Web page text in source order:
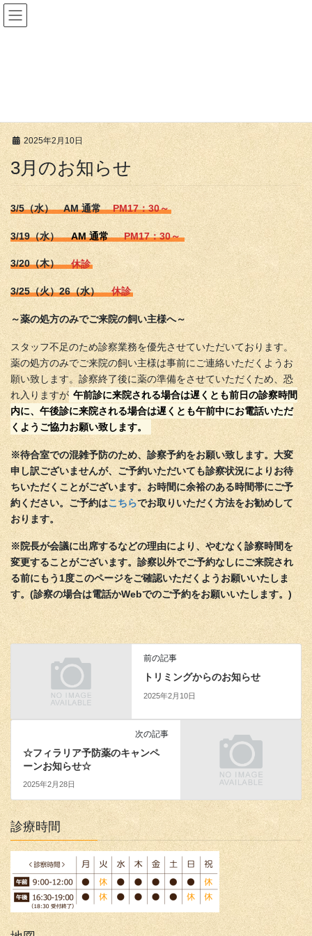
コ
ン
ッ
プ
ナ
ビ
移
動
2025年2月10日
3月のお知らせ
3/5（水） AM 通常PM17：30～
3/19（水）AM 通常 PM17：30～
3/20（木） 休診
3/25（火）26（水）休診
～薬の処方のみでご来院の飼い主様へ～
スタッフ不足のため診察業務を優先させていただいております。
薬の処方のみでご来院の飼い主様は事前にご連絡いただくようお
願い致します。診察終了後に薬の準備をさせていただくため、恐
れ入りますが 午前診に来院される場合は遅くとも前日の診察時間
内に、午後診に来院される場合は遅くとも午前中にお電話いただ
くようご協力お願い致します。
※待合室での混雑予防のため、診察予約をお願い致します。大変
申し訳ございませんが、ご予約いただいても診察状況によりお待
ちいただくことがございます。お時間に余裕のある時間帯にご予
約ください。ご予約はこちらでお取りいただく方法をお勧めして
おります。
※院長が会議に出席するなどの理由により、やむなく診察時間を
変更することがございます。診察以外でご予約なしにご来院され
る前にもう1度このページをご確認いただくようお願いいたしま
す。(診察の場合は電話かWebでのご予約をお願いいたします。)
前の記事
トリミングからのお知らせ
2025年2月10日
次の記事
☆フィラリア予防薬のキャンペ
ーンお知らせ☆
2025年2月28日
診療時間